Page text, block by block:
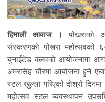
हिमाली आवाज ।
पोखराको
संस्करणको पोखरा
युनाईटेड क्लवको आयोजनामा
अमरसिंह चौरमा आयोजना हुने
स्टल खुल्ला गरिएको दोश्रो
महोत्सव स्टल ब्यवस्थापन